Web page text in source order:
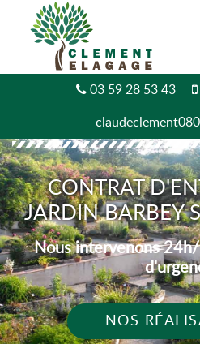
03 59 28 53 43
CONTRAT
JARDIN BARBEY
Nous intervenons
NOS